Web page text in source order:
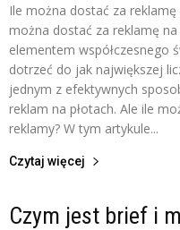
Ile można dostać za reklamę
można dostać za reklamę na
elementem współczesnego
dotrzeć do jak największej
jednym z efektywnych
reklam na płotach. Ale ile
reklamy? W tym artykule...
Czytaj więcej
Czym jest brief i